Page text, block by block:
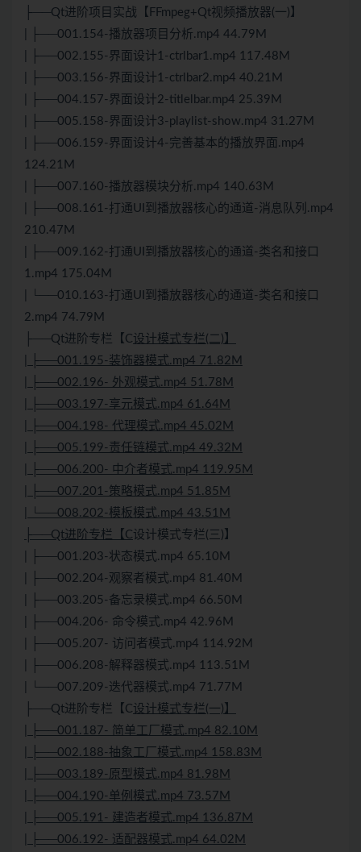
├──Qt进阶项目实战【FFmpeg+Qt视频播放器(一)】
| ├──001.154-播放器项目分析.mp4 44.79M
| ├──002.155-界面设计1-ctrlbar1.mp4 117.48M
| ├──003.156-界面设计1-ctrlbar2.mp4 40.21M
| ├──004.157-界面设计2-titlelbar.mp4 25.39M
| ├──005.158-界面设计3-playlist-show.mp4 31.27M
| ├──006.159-界面设计4-完善基本的播放界面.mp4
124.21M
| ├──007.160-播放器模块分析.mp4 140.63M
| ├──008.161-打通UI到播放器核心的通道-消息队列.mp4
210.47M
| ├──009.162-打通UI到播放器核心的通道-类名和接口
1.mp4 175.04M
| └──010.163-打通UI到播放器核心的通道-类名和接口
2.mp4 74.79M
├──Qt进阶专栏【C设计模式专栏(二)】
| ├──001.195-装饰器模式.mp4 71.82M
| ├──002.196- 外观模式.mp4 51.78M
| ├──003.197-享元模式.mp4 61.64M
| ├──004.198- 代理模式.mp4 45.02M
| ├──005.199-责任链模式.mp4 49.32M
| ├──006.200- 中介者模式.mp4 119.95M
| ├──007.201-策略模式.mp4 51.85M
| └──008.202-模板模式.mp4 43.51M
├──Qt进阶专栏【C设计模式专栏(三)】
| ├──001.203-状态模式.mp4 65.10M
| ├──002.204-观察者模式.mp4 81.40M
| ├──003.205-备忘录模式.mp4 66.50M
| ├──004.206- 命令模式.mp4 42.96M
| ├──005.207- 访问者模式.mp4 114.92M
| ├──006.208-解释器模式.mp4 113.51M
| └──007.209-迭代器模式.mp4 71.77M
├──Qt进阶专栏【C设计模式专栏(一)】
| ├──001.187- 简单工厂模式.mp4 82.10M
| ├──002.188-抽象工厂模式.mp4 158.83M
| ├──003.189-原型模式.mp4 81.98M
| ├──004.190-单例模式.mp4 73.57M
| ├──005.191- 建造者模式.mp4 136.87M
| ├──006.192- 适配器模式.mp4 64.02M